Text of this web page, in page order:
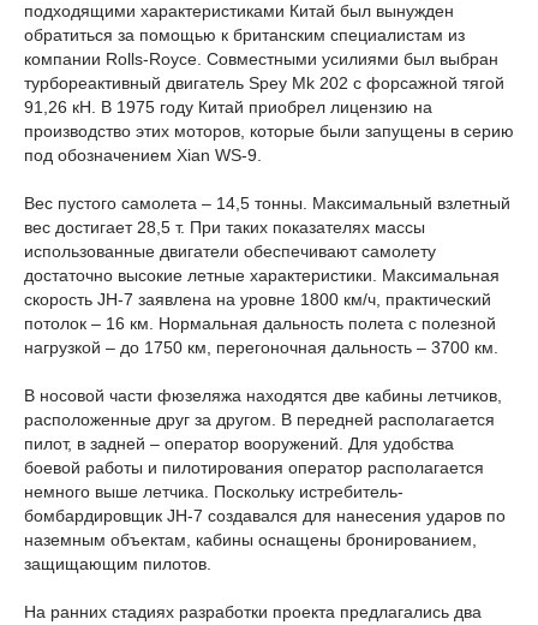
подходящими характеристиками Китай был вынужден
обратиться за помощью к британским специалистам из
компании Rolls-Royce. Совместными усилиями был выбран
турбореактивный двигатель Spey Mk 202 с форсажной тягой
91,26 кН. В 1975 году Китай приобрел лицензию на
производство этих моторов, которые были запущены в серию
под обозначением Xian WS-9.
Вес пустого самолета – 14,5 тонны. Максимальный взлетный
вес достигает 28,5 т. При таких показателях массы
использованные двигатели обеспечивают самолету
достаточно высокие летные характеристики. Максимальная
скорость JH-7 заявлена на уровне 1800 км/ч, практический
потолок – 16 км. Нормальная дальность полета с полезной
нагрузкой – до 1750 км, перегоночная дальность – 3700 км.
В носовой части фюзеляжа находятся две кабины летчиков,
расположенные друг за другом. В передней располагается
пилот, в задней – оператор вооружений. Для удобства
боевой работы и пилотирования оператор располагается
немного выше летчика. Поскольку истребитель-
бомбардировщик JH-7 создавался для нанесения ударов по
наземным объектам, кабины оснащены бронированием,
защищающим пилотов.
На ранних стадиях разработки проекта предлагались два